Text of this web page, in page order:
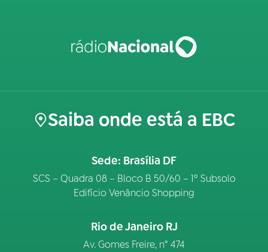
Saiba onde está a EBC
Sede: Brasília DF
SCS – Quadra 08 – Bloco B 50/60 – 1º Subsolo
Edifício Venâncio Shopping
Rio de Janeiro RJ
Av. Gomes Freire, n° 474